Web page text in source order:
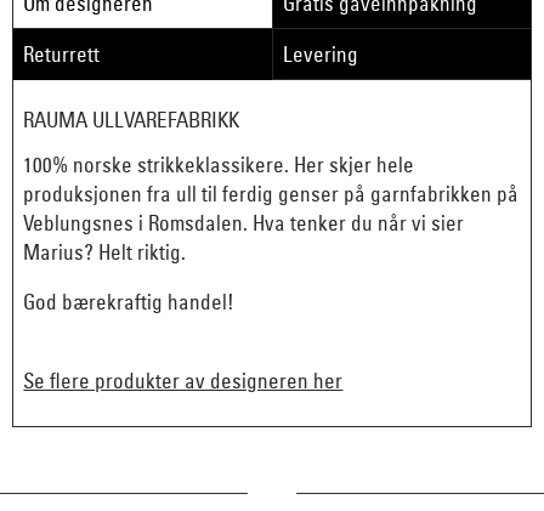
Returrett
Levering
RAUMA ULLVAREFABRIKK
100% norske strikkeklassikere. Her skjer hele
produksjonen fra ull til ferdig genser på garnfabrikken på
Veblungsnes i Romsdalen. Hva tenker du når vi sier
Marius? Helt riktig.
God bærekraftig handel!
Se flere produkter av designeren her